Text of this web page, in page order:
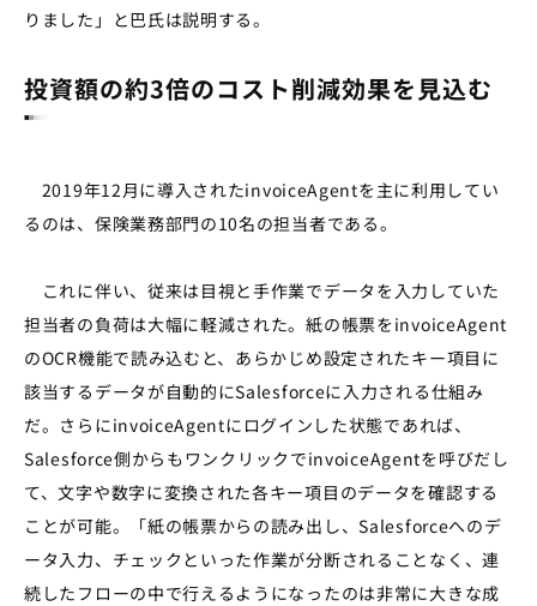
りました」と巴氏は説明する。
投資額の約3倍のコスト削減効果を見込む
2019年12月に導入されたinvoiceAgentを主に利用してい
るのは、保険業務部門の10名の担当者である。
これに伴い、従来は目視と手作業でデータを入力していた
担当者の負荷は大幅に軽減された。紙の帳票をinvoiceAgent
のOCR機能で読み込むと、あらかじめ設定されたキー項目に
該当するデータが自動的にSalesforceに入力される仕組み
だ。さらにinvoiceAgentにログインした状態であれば、
Salesforce側からもワンクリックでinvoiceAgentを呼びだし
て、文字や数字に変換された各キー項目のデータを確認する
ことが可能。「紙の帳票からの読み出し、Salesforceへのデ
ータ入力、チェックといった作業が分断されることなく、連
続したフローの中で行えるようになったのは非常に大きな成